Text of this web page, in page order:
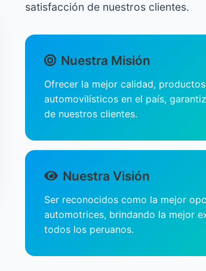
satisfacción de nuestros clientes.
Nuestra Misión
Ofrecer la mejor calidad,
automovilísticos en el país,
de nuestros clientes.
Nuestra Visión
Ser reconocidos como la mejor
automotrices, brindando la mejor
todos los peruanos.